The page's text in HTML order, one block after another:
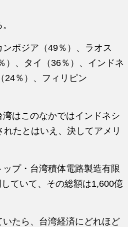
ボジア（49％）、ラオス
）、タイ（36％）、インドネ
24％）、フィリピン
はこのなかではインドネシ
たとはいえ、決してアメリ
プ・台湾積体電路製造有限
ていて、その総額は1,600億
たら、台湾経済にどれほど